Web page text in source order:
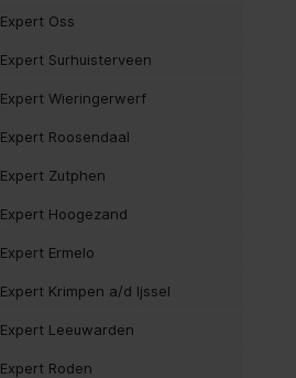
Expert Oss
Expert Surhuisterveen
Expert Wieringerwerf
Expert Roosendaal
Expert Zutphen
Expert Hoogezand
Expert Ermelo
Expert Krimpen a/d Ijssel
Expert Leeuwarden
Expert Roden